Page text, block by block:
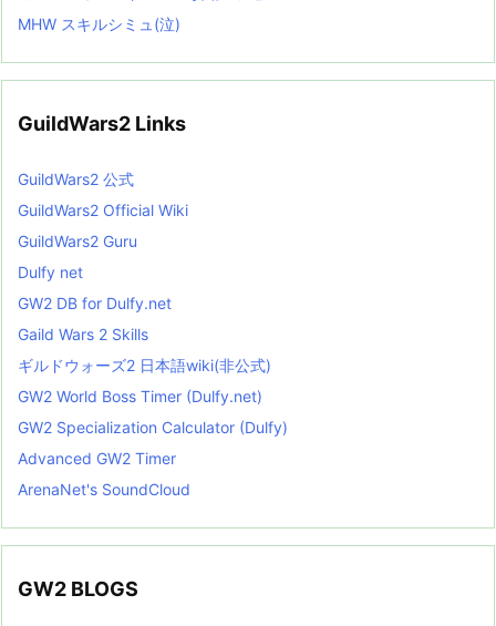
MHW スキルシミュ(泣)
GuildWars2 Links
GuildWars2 公式
GuildWars2 Official Wiki
GuildWars2 Guru
Dulfy net
GW2 DB for Dulfy.net
Gaild Wars 2 Skills
ギルドウォーズ2 日本語wiki(非公式)
GW2 World Boss Timer (Dulfy.net)
GW2 Specialization Calculator (Dulfy)
Advanced GW2 Timer
ArenaNet's SoundCloud
GW2 BLOGS